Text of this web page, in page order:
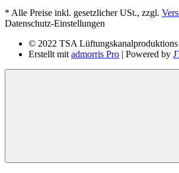
* Alle Preise inkl. gesetzlicher USt., zzgl.
Datenschutz-Einstellungen
© 2022 TSA
Erstellt mit admorris Pro | Powered by